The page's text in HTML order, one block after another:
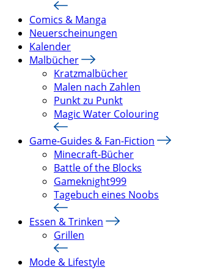
Comics & Manga
Neuerscheinungen
Kalender
Malbücher
Kratzmalbücher
Malen nach Zahlen
Punkt zu Punkt
Magic Water Colouring
Game-Guides & Fan-Fiction
Minecraft-Bücher
Battle of the Blocks
Gameknight999
Tagebuch eines Noobs
Essen & Trinken
Grillen
Mode & Lifestyle